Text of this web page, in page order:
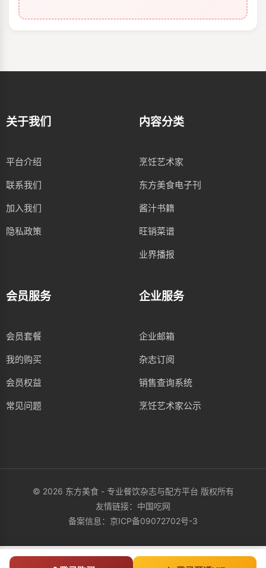
关于我们
平台介绍
联系我们
加入我们
隐私政策
内容分类
烹饪艺术家
东方美食电子刊
酱汁书籍
旺销菜谱
业界播报
会员服务
会员套餐
我的购买
会员权益
常见问题
企业服务
企业邮箱
杂志订阅
销售查询系统
烹饪艺术家公示
© 2026 东方美食 - 专业餐饮杂志与配方平台 版权所有
友情链接： 中国吃网
备案信息： 京ICP备09072702号-3